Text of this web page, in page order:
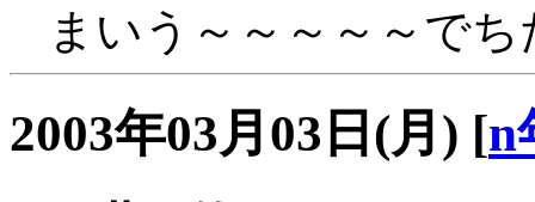
まいう～～～～～でち
2003年03月03日(月) [n